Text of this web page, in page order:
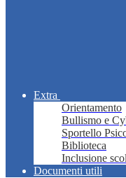
Extra
Orientamento
Bullismo e
Sportello
Biblioteca
Inclusione
Documenti utili